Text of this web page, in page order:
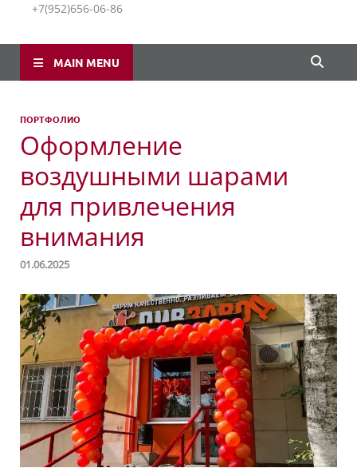
+7(952)656-06-86
MAIN MENU
ПОРТФОЛИО
Оформление
воздушными шарами
для привлечения
внимания
01.06.2025